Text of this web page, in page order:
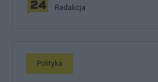
Redakcja
Polityka